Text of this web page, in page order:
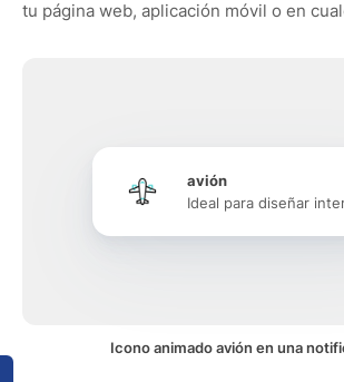
tu página web, aplicación móvil o en
avión
Ideal para diseñar
Icono animado avión en una